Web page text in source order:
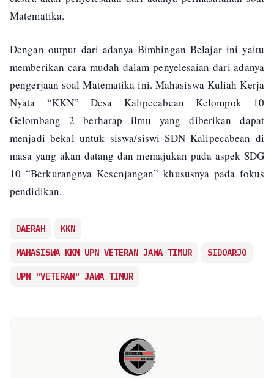
Matematika.
Dengan output dari adanya Bimbingan Belajar ini yaitu
memberikan cara mudah dalam penyelesaian dari adanya
pengerjaan soal Matematika ini. Mahasiswa Kuliah Kerja
Nyata “KKN” Desa Kalipecabean Kelompok 10
Gelombang 2 berharap ilmu yang diberikan dapat
menjadi bekal untuk siswa/siswi SDN Kalipecabean di
masa yang akan datang dan memajukan pada aspek SDG
10 “Berkurangnya Kesenjangan” khususnya pada fokus
pendidikan.
DAERAH KKN
MAHASISWA KKN UPN VETERAN JAWA TIMUR SIDOARJO
UPN "VETERAN" JAWA TIMUR